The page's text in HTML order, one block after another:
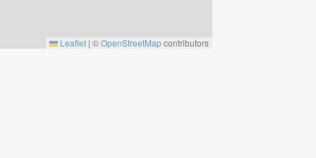
Leaflet | ©OpenStreetMapcontributors